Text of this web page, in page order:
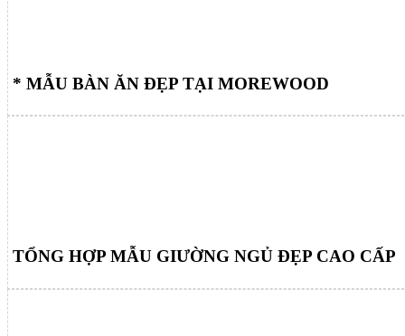
* MẪU BÀN ĂN ĐẸP TẠI MOREWOOD
TỔNG HỢP MẪU GIƯỜNG NGỦ ĐẸP CAO CẤP